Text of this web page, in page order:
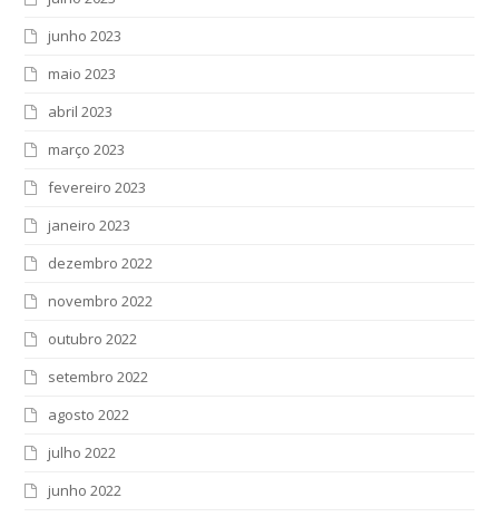
junho 2023
maio 2023
abril 2023
março 2023
fevereiro 2023
janeiro 2023
dezembro 2022
novembro 2022
outubro 2022
setembro 2022
agosto 2022
julho 2022
junho 2022